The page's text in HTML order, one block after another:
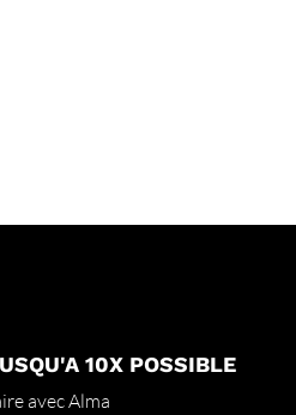
10X POSSIBLE
avec Alma